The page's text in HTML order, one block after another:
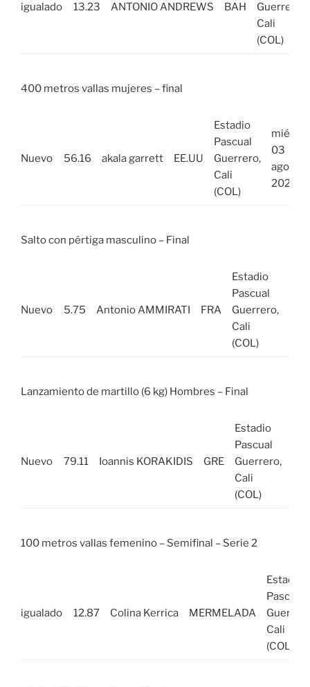
igualado 13.23 ANTONIO ANDREWS BAH
Guerrero,
Cali
(COL)
400 metros vallas mujeres – final
Nuevo 56.16 akala garrett EE.UU
Estadio
Pascual
Guerrero,
Cali
(COL)
mié,
03
ago
2022
Salto con pértiga masculino – Final
Nuevo 5.75 Antonio AMMIRATI FRA
Estadio
Pascual
Guerrero,
Cali
(COL)
Lanzamiento de martillo (6 kg) Hombres – Final
Nuevo 79.11 Ioannis KORAKIDIS GRE
Estadio
Pascual
Guerrero,
Cali
(COL)
100 metros vallas femenino – Semifinal – Serie 2
igualado 12.87 Colina Kerrica MERMELADA
Estadio
Pascual
Cali
(COL)